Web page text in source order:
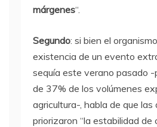
márgenes“.
Segundo: si bien el
existencia de un evento
sequía este verano pasado
de 37% de los volúmenes
agricultura-, habla de que las
priorizaron “la estabilidad de